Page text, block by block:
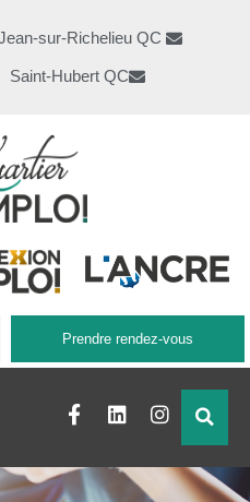
sur-Richelieu QC
Saint-Hubert QC
Prendre rendez-vous